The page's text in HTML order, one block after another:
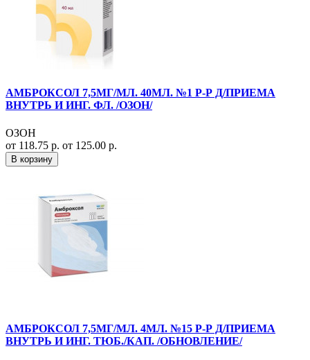
АМБРОКСОЛ 7,5МГ/МЛ. 40МЛ. №1 Р-Р Д/ПРИЕМА
ВНУТРЬ И ИНГ. ФЛ. /ОЗОН/
ОЗОН
от 118.75 р. от 125.00 р.
В корзину
АМБРОКСОЛ 7,5МГ/МЛ. 4МЛ. №15 Р-Р Д/ПРИЕМА
ВНУТРЬ И ИНГ. ТЮБ./КАП. /ОБНОВЛЕНИЕ/